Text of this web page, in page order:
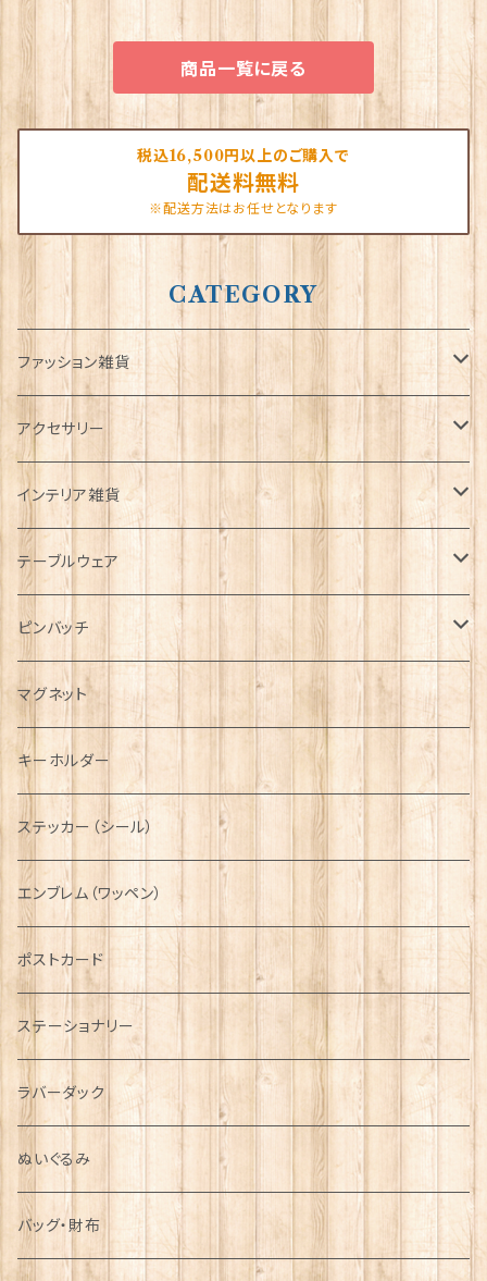
商品一覧に戻る
税込16,500円以上のご購入で
配送料無料
※配送方法はお任せとなります
CATEGORY
ファッション雑貨
タータンネクタイ
帽子
キャップ
ハンチング帽
キャスケット
ディアストーカー
Tシャツ
マフラー
タータン【Bronte by Moon】
タータン【Glencroft】
ボタンラップマフラー【Aran Traditions】
サッシュ
スカーフ
ファッションマスク
アクセサリー
ORTAK
ブローチ
ペンダント
チャーム
その他のアクセサリー
インテリア雑貨
インテリア置物
ラブスプーン
ラブスプーン【SION LLEWELLYN】
ラブスプーン【PAUL CURTIS】
ファブリック
テーブルウェア
ティータオル
ペーパーナプキン
ティーコジー
その他テーブルウェア
ピンバッチ
ジェネラルデザイン
乗り物
動物＆植物
国旗＆紋章
音楽＆楽器
運動＆人物
シンボル
ミリタリー
NAVY
AIRFORCE
ARMY
ピューター
マグネット
キーホルダー
ステッカー（シール）
エンブレム（ワッペン）
ポストカード
ステーショナリー
ラバーダック
ぬいぐるみ
バッグ・財布